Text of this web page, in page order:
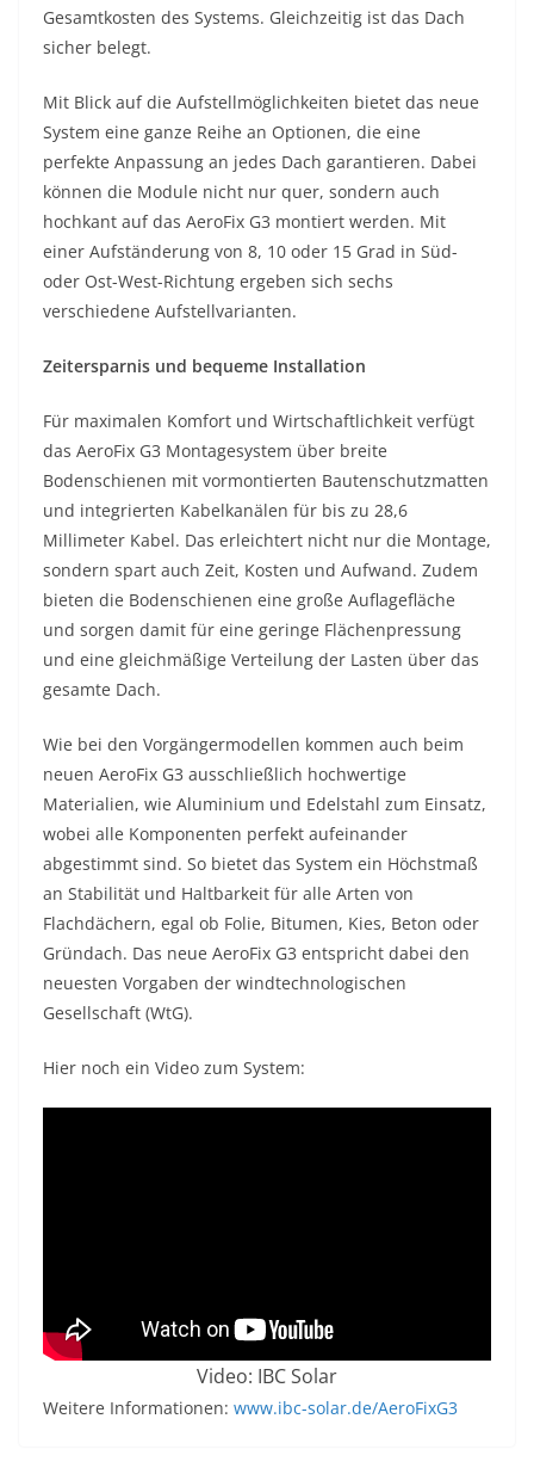
Gesamtkosten des Systems. Gleichzeitig ist das Dach
sicher belegt.
Mit Blick auf die Aufstellmöglichkeiten bietet das neue
System eine ganze Reihe an Optionen, die eine
perfekte Anpassung an jedes Dach garantieren. Dabei
können die Module nicht nur quer, sondern auch
hochkant auf das AeroFix G3 montiert werden. Mit
einer Aufständerung von 8, 10 oder 15 Grad in Süd-
oder Ost-West-Richtung ergeben sich sechs
verschiedene Aufstellvarianten.
Zeitersparnis und bequeme Installation
Für maximalen Komfort und Wirtschaftlichkeit verfügt
das AeroFix G3 Montagesystem über breite
Bodenschienen mit vormontierten Bautenschutzmatten
und integrierten Kabelkanälen für bis zu 28,6
Millimeter Kabel. Das erleichtert nicht nur die Montage,
sondern spart auch Zeit, Kosten und Aufwand. Zudem
bieten die Bodenschienen eine große Auflagefläche
und sorgen damit für eine geringe Flächenpressung
und eine gleichmäßige Verteilung der Lasten über das
gesamte Dach.
Wie bei den Vorgängermodellen kommen auch beim
neuen AeroFix G3 ausschließlich hochwertige
Materialien, wie Aluminium und Edelstahl zum Einsatz,
wobei alle Komponenten perfekt aufeinander
abgestimmt sind. So bietet das System ein Höchstmaß
an Stabilität und Haltbarkeit für alle Arten von
Flachdächern, egal ob Folie, Bitumen, Kies, Beton oder
Gründach. Das neue AeroFix G3 entspricht dabei den
neuesten Vorgaben der windtechnologischen
Gesellschaft (WtG).
Hier noch ein Video zum System:
Video: IBC Solar
Weitere Informationen: www.ibc-solar.de/AeroFixG3